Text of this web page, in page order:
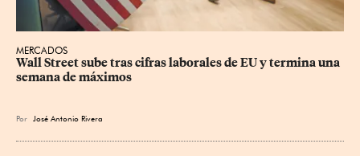
MERCADOS
Wall Street sube tras cifras laborales de EU y termina una
semana de máximos
Por José Antonio Rivera